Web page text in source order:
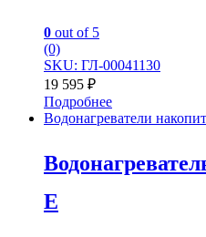
0 out of 5
(0)
SKU: ГЛ-00041130
19 595 ₽
Подробнее
Водонагреватели
E